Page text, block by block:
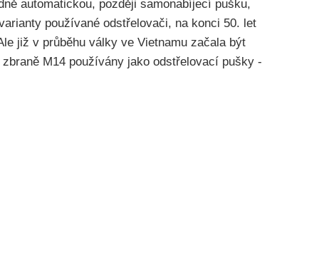
automatickou, později samonabíjecí pušku,
používané odstřelovači, na konci 50. let
již v průběhu války ve Vietnamu začala být
M14 používány jako odstřelovací pušky -